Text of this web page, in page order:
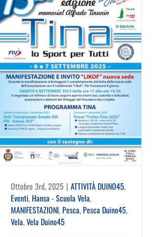
Ottobre 3rd, 2025 | ATTIVITÀ DUINO45,
Eventi, Hansa - Scuola Vela,
MANIFESTAZIONI, Pesca, Pesca Duino45,
Vela,Vela Duino45